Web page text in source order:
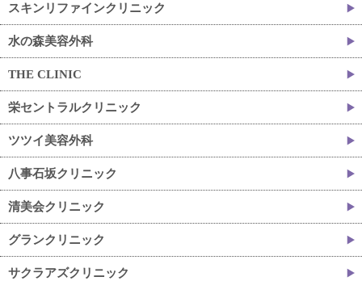
スキンリファインクリニック
水の森美容外科
THE CLINIC
栄セントラルクリニック
ツツイ美容外科
八事石坂クリニック
清美会クリニック
グランクリニック
サクラアズクリニック